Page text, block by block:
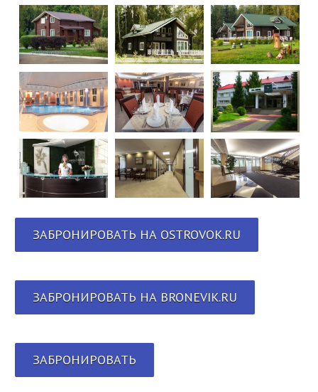
ЗАБРОНИРОВАТЬ НА OSTROVOK.RU
ЗАБРОНИРОВАТЬ НА BRONEVIK.RU
ЗАБРОНИРОВАТЬ